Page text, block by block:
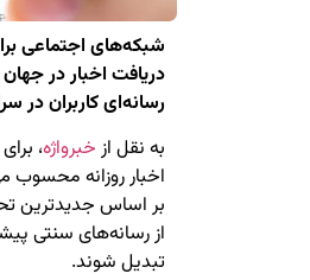
شبکه‌های اجتماعی
دریافت اخبار در
رسانه‌ای کاربران در
به نقل از خبرواژه،
اخبار روزانه
بر اساس جدیدترین
از رسانه‌های سنتی
تبدیل شوند.